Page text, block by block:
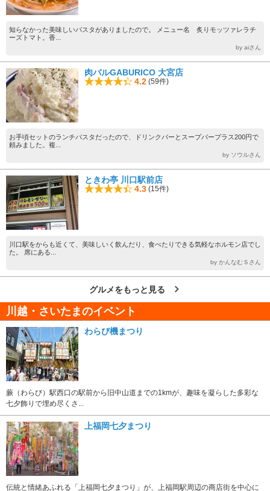
知らなかった美味しいパスタがありましたので。 メニュー名 炙りモッツァレラチ
ーズトマト。香...
by aiさん
肉バルGABURICO 大宮店
4.2 (59件)
お手頃セットのランチパスタだったので、ドリンクバーとスープバープラス200円で
頼みました。複...
by ソウルさん
ときわ亭 川口駅前店
4.3 (15件)
川口駅をからも近くて、美味しいく飲んだり、食べたりできる気軽なホルモン店でし
た。 席にある...
by かんなむＳさん
グルメをもっと見る
川越・さいたまのイベント
わらび機まつり
蕨（わらび）駅西口の駅前から旧中山道までの1kmが、趣味を凝らした多彩な
七夕飾りで埋め尽くさ...
上福岡七夕まつり
伝統と情緒あふれる「上福岡七夕まつり」が、上福岡駅周辺の商店街を中心に